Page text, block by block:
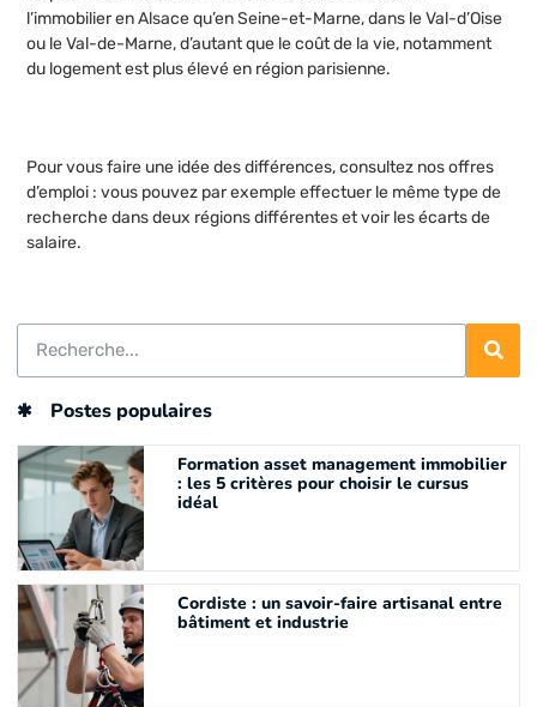
l’immobilier en Alsace qu’en Seine-et-Marne, dans le Val-d’Oise
ou le Val-de-Marne, d’autant que le coût de la vie, notamment
du logement est plus élevé en région parisienne.
Pour vous faire une idée des différences, consultez nos offres
d’emploi : vous pouvez par exemple effectuer le même type de
recherche dans deux régions différentes et voir les écarts de
salaire.
Postes populaires
Formation asset management immobilier
: les 5 critères pour choisir le cursus
idéal
Cordiste : un savoir-faire artisanal entre
bâtiment et industrie